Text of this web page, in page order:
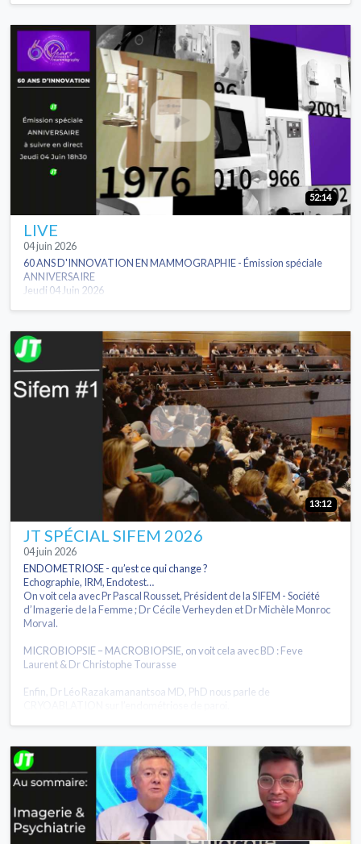
52:14
LIVE
04 juin 2026
60 ANS D'INNOVATION EN MAMMOGRAPHIE - Émission spéciale
ANNIVERSAIRE
Jeudi 04 Juin 2026
13:12
JT SPÉCIAL SIFEM 2026
04 juin 2026
ENDOMETRIOSE - qu’est ce qui change ?
Echographie, IRM, Endotest…
On voit cela avec Pr Pascal Rousset, Président de la SIFEM - Société
d’Imagerie de la Femme ; Dr Cécile Verheyden et Dr Michèle Monroc
Morval.
MICROBIOPSIE – MACROBIOPSIE, on voit cela avec BD : Feve
Laurent & Dr Christophe Tourasse
Enfin, Dr Léo Razakamanantsoa MD, PhD nous parle de